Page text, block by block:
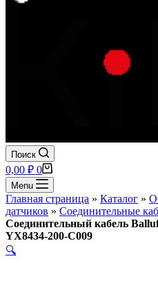
Поиск
Корзина
0,00 ₽ 0
Menu
Главная страница » Каталог »
датчиков » Соединительные
Соединительный кабель
YX8434-200-C009
🔍